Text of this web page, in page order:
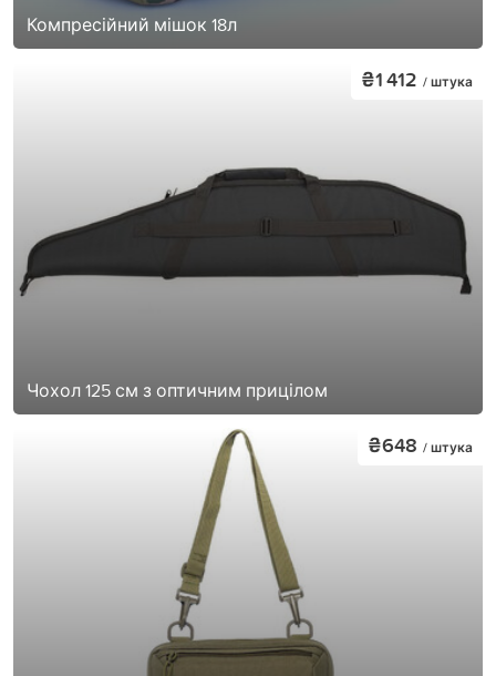
Компресійний мішок 18л
Чохол 125 см з оптичним прицілом
₴1 412 / штука
₴648 / штука